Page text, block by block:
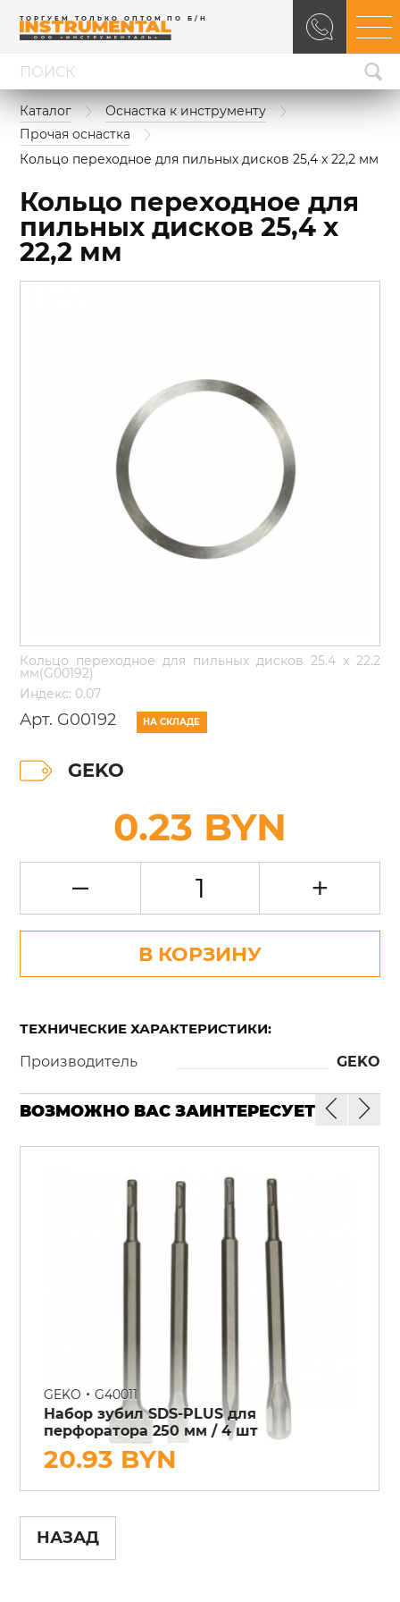
ТОРГУЕМ ТОЛЬКО ОПТОМ ПО Б/Н
Каталог
Оснастка к инструменту
Прочая оснастка
Кольцо переходное для пильных дисков 25,4 х 22,2 мм
Кольцо переходное для
пильных дисков 25,4 х
22,2 мм
Кольцо переходное для пильных дисков 25.4 x 22.2
мм(G00192)
Индекс: 0.07
Арт. G00192 НА СКЛАДЕ
GEKO
0.23 BYN
+
–
В КОРЗИНУ
ТЕХНИЧЕСКИЕ ХАРАКТЕРИСТИКИ:
Производитель GEKO
ВОЗМОЖНО ВАС ЗАИНТЕРЕСУЕТ
GEKO • G40011
Набор зубил SDS-PLUS для
перфоратора 250 мм / 4 шт
20.93 BYN
НАЗАД